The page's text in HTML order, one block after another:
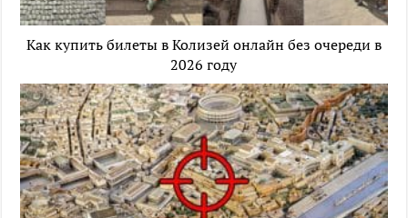
Как купить билеты в Колизей онлайн без очереди в
2026 году